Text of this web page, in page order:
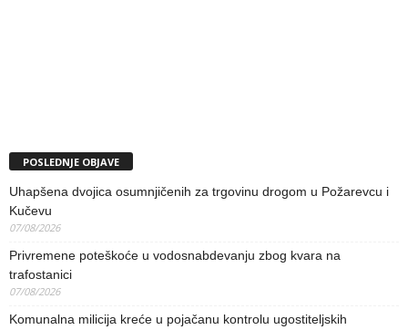
POSLEDNJE OBJAVE
Uhapšena dvojica osumnjičenih za trgovinu drogom u Požarevcu i
Kučevu
07/08/2026
Privremene poteškoće u vodosnabdevanju zbog kvara na
trafostanici
07/08/2026
Komunalna milicija kreće u pojačanu kontrolu ugostiteljskih